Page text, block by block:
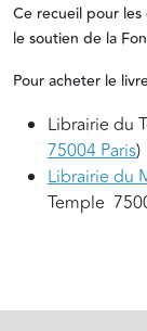
Ce recueil pour
le soutien de la
Pour acheter le
Librairie du
75004 Paris)
Librairie du
Temple